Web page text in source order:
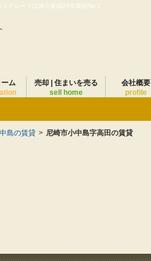
グループは仲介実績28年連続No.1
ーム
売却 | 住まいを売る
sell home
会社概要
profile
島の賃貸 > 尼崎市小中島字高田の賃貸